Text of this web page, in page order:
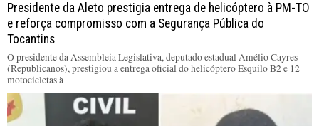
Presidente da Aleto prestigia entrega de helicóptero à PM-TO
e reforça compromisso com a Segurança Pública do
Tocantins
O presidente da Assembleia Legislativa, deputado estadual Amélio Cayres
(Republicanos), prestigiou a entrega oficial do helicóptero Esquilo B2 e 12
motocicletas à